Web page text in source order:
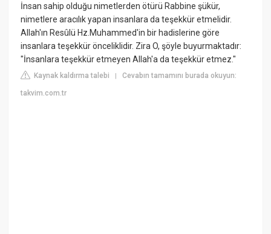
İnsan sahip olduğu nimetlerden ötürü Rabbine şükür,
nimetlere aracılık yapan insanlara da teşekkür etmelidir.
Allah'ın Resûlü Hz.Muhammed'in bir hadislerine göre
insanlara teşekkür önceliklidir. Zira O, şöyle buyurmaktadır:
"İnsanlara teşekkür etmeyen Allah'a da teşekkür etmez."
Kaynak kaldırma talebi |Cevabın tamamını burada okuyun:
takvim.com.tr